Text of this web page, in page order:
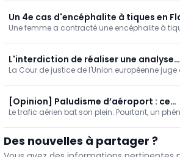
Un 4e cas d'encéphalite à tiques en
Une femme a contracté une encéphalite à
flamande en charge des soins et de la santé.
4e cas recensé cette année en Flandre, contre
à ce jour en Wallonie.
L'interdiction de réaliser une analyse
génétique post mortem ne produit
d'effet transfrontalier
La Cour de justice de l'Union européenne juge
une analyse génétique post mortem au seul
que sa législation nationale interdit un tel
[Opinion] Paludisme d’aéroport : ce
moustique voyage à tire-d’ailes !
Le trafic aérien bat son plein. Pourtant, un
Des nouvelles à partager ?